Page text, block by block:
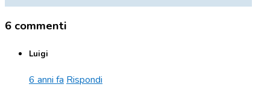
6 commenti
Luigi
6 anni fa Rispondi